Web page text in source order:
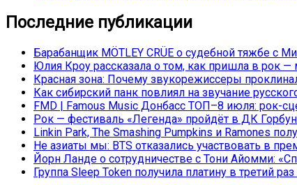
Последние публикации
Барабанщик MÖTLEY CRÜE о судебной тяжбе с
Юлия Кроу рассказала о том, как пришла в рок —
Красная зона: Почему звукорежиссеры
Как сибирский панк повлиял на звучание
FMD | Famous Music Донбасс ТОП–8 июля: рок-
Рок — фестиваль «Легенда» пройдёт в ДК
Linkin Park, The Smashing Pumpkins и Ramones
Не азиаты мы: BTS отказались участвовать в
Йорн Ланде о сотрудничестве с Тони Айомми:
Группа Sleep Token получила платину в третий